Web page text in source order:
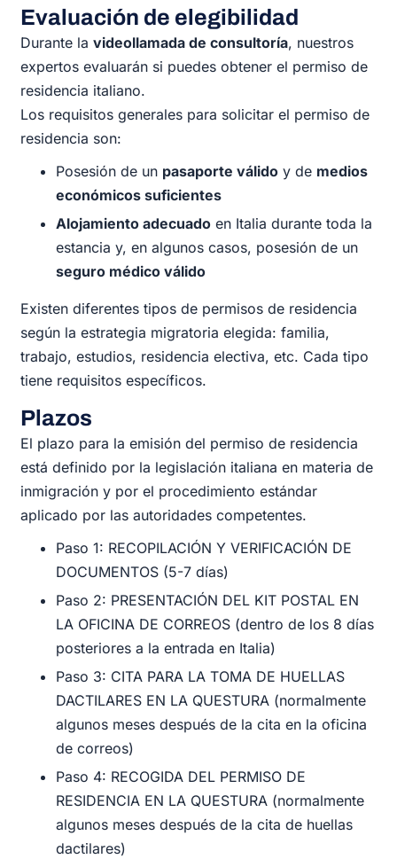
Evaluación de elegibilidad
Durante lavideollamada de consultoría, nuestros
expertos evaluarán si puedes obtener el permiso de
residencia italiano.
Los requisitos generales para solicitar el permiso de
residencia son:
Posesión de un pasaporte válido y de medios
económicos suficientes
Alojamiento adecuado en Italia durante toda la
estancia y, en algunos casos, posesión de un
seguro médico válido
Existen diferentes tipos de permisos de residencia
según la estrategia migratoria elegida: familia,
trabajo, estudios, residencia electiva, etc. Cada tipo
tiene requisitos específicos.
Plazos
El plazo para la emisión del permiso de residencia
está definido por la legislación italiana en materia de
inmigración y por el procedimiento estándar
aplicado por las autoridades competentes.
Paso 1: RECOPILACIÓN Y VERIFICACIÓN DE
DOCUMENTOS (5-7 días)
Paso 2: PRESENTACIÓN DEL KIT POSTAL EN
LA OFICINA DE CORREOS (dentro de los 8 días
posteriores a la entrada en Italia)
Paso 3: CITA PARA LA TOMA DE HUELLAS
DACTILARES EN LA QUESTURA (normalmente
algunos meses después de la cita en la oficina
de correos)
Paso 4: RECOGIDA DEL PERMISO DE
RESIDENCIA EN LA QUESTURA (normalmente
algunos meses después de la cita de huellas
dactilares)